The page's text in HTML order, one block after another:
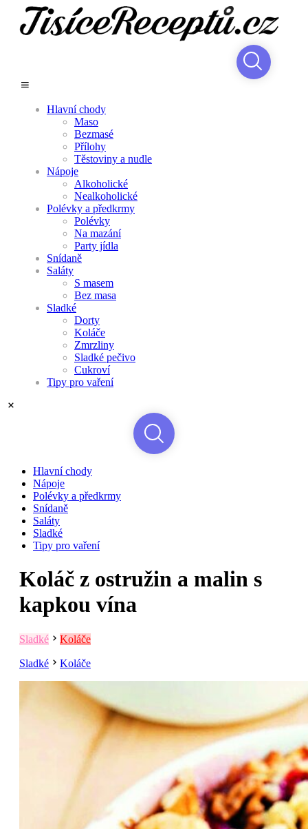
Hlavní chody
Maso
Bezmasé
Přílohy
Těstoviny a nudle
Nápoje
Alkoholické
Nealkoholické
Polévky a předkrmy
Polévky
Na mazání
Party jídla
Snídaně
Saláty
S masem
Bez masa
Sladké
Dorty
Koláče
Zmrzliny
Sladké pečivo
Cukroví
Tipy pro vaření
Hlavní chody
Nápoje
Polévky a předkrmy
Snídaně
Saláty
Sladké
Tipy pro vaření
Koláč z ostružin a malin s
kapkou vína
Sladké Koláče
Sladké Koláče